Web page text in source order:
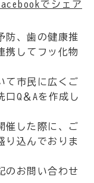
防、歯の健康推
携してフッ化物
て市民に広くご
Q＆Aを作成し
催した際に、ご
り込んでおりま
のお問い合わせ